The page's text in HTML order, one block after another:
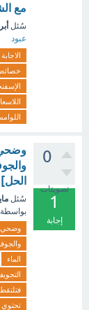
مع
سُئل
عبود
الاجابة
0
تصويتات
1
إجابة
الحل]
سُئل مايو
بواسطة
وضحي
الماء
فتلتقط
تحتوي